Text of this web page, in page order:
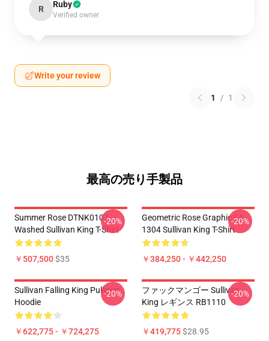
R Ruby
Verified owner
Write your review
1 / 1
最高の売り手製品
Summer Rose DTNK0107
Washed Sullivan King T-Shirt
￥507,500$35
-20%
Geometric Rose Graphic LA
1304 Sullivan King T-Shirt
￥384,250 - ￥442,250
-20%
Sullivan Falling King Pullover
Hoodie
￥622,775 - ￥724,275
-20%
ファックマンゴー Sullivan
King レギンス RB1110
￥419,775$28.95
-20%